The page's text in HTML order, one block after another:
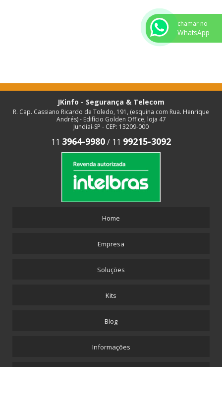
JKinfo - Segurança & Telecom
R. Cap. Cassiano Ricardo de Toledo, 191, (esquina com Rua. Henrique
Andrés) - Edifício Golden Office, loja 47
Jundiaí-SP - CEP: 13209-000
11 3964-9980/ 11 99215-3092
Home
Empresa
Soluções
Kits
Blog
Informações
chamar no
WhatsApp